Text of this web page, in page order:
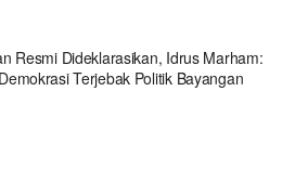
Resmi Dideklarasikan, Idrus Marham:
Terjebak Politik Bayangan